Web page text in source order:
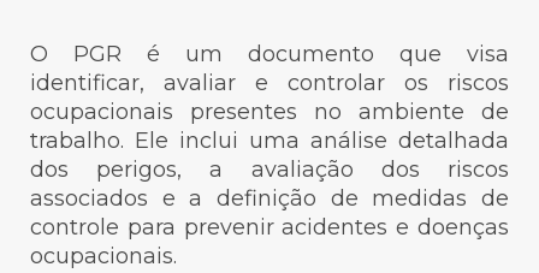
O PGR é um documento que visa
identificar, avaliar e controlar os riscos
ocupacionais presentes no ambiente de
trabalho. Ele inclui uma análise detalhada
dos perigos, a avaliação dos riscos
associados e a definição de medidas de
controle para prevenir acidentes e doenças
ocupacionais.